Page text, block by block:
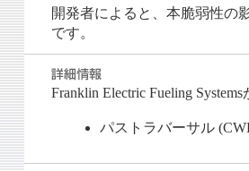
開発者によると、本脆弱性の
です。
Franklin Electric Fueling
パストラバーサル